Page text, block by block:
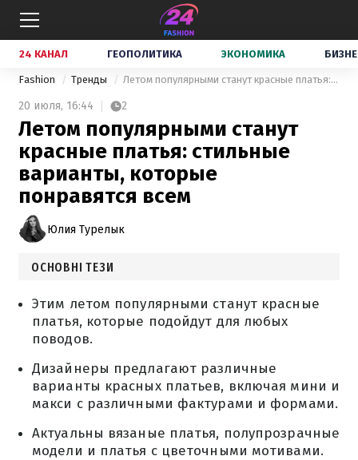
24 КАНАЛ ГЕОПОЛИТИКА ЭКОНОМИКА
Fashion Тренды Летом популярными станут красные платья: стильные варианты, которые понравятся всем
20 июля, 16:44 2
Летом популярными станут
красные платья: стильные
варианты, которые
понравятся всем
Юлия Турелык
ОСНОВНІ ТЕЗИ
Этим летом популярными станут красные
платья, которые подойдут для любых
поводов.
Дизайнеры предлагают различные
варианты красных платьев, включая мини и
макси с различными фактурами и формами.
Актуальны вязаные платья, полупрозрачные
модели и платья с цветочными мотивами.